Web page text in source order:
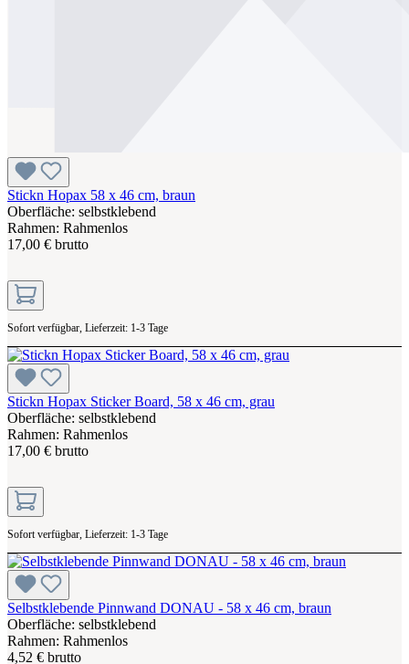
Stickn Hopax 58 x 46 cm, braun
Oberfläche: selbstklebend
Rahmen: Rahmenlos
17,00 € brutto
Sofort verfügbar, Lieferzeit: 1-3 Tage
Stickn Hopax Sticker Board, 58 x 46 cm, grau
Oberfläche: selbstklebend
Rahmen: Rahmenlos
17,00 € brutto
Sofort verfügbar, Lieferzeit: 1-3 Tage
Selbstklebende Pinnwand DONAU - 58 x 46 cm, braun
Oberfläche: selbstklebend
Rahmen: Rahmenlos
4,52 € brutto